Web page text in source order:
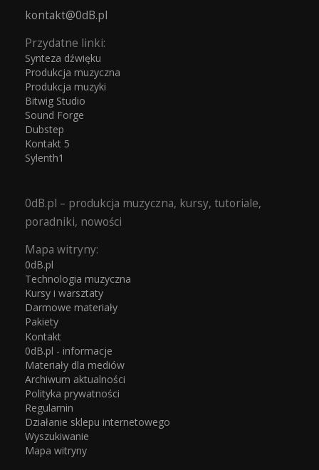
kontakt@0dB.pl
Przydatne linki:
Synteza dźwięku
Produkcja muzyczna
Produkcja muzyki
Bitwig Studio
Sound Forge
Dubstep
Kontakt 5
Sylenth1
0dB.pl – produkcja muzyczna, kursy, tutoriale,
poradniki, nowości
Mapa witryny:
0dB.pl
Technologia muzyczna
Kursy i warsztaty
Darmowe materiały
Pakiety
Kontakt
0dB.pl - informacje
Materiały dla mediów
Archiwum aktualności
Polityka prywatności
Regulamin
Działanie sklepu internetowego
Wyszukiwanie
Mapa witryny